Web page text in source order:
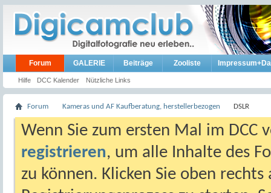
Forum
Hilfe DCC Kalender Nützliche Links
GALERIE Beiträge Zooliste
Forum Kameras und AF Kaufberatung, herstellerbezogen DSLR
Wenn Sie zum ersten Mal im DCC
registrieren, um alle Inhalte des
zu können. Klicken Sie oben